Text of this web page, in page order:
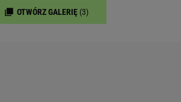
OTWÓRZ GALERIĘ (3)